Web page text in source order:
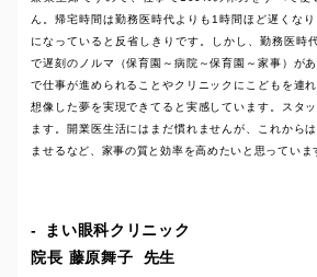
ん。帰宅時間は勤務医時代よりも1時間ほど遅くな
になっていると反省しきりです。しかし、勤務医時
で遅刻のノルマ（保育園～病院～保育園～家事）が
で仕事が進められることやクリニックにこどもを連
想像した夢を実現できてると実感しています。スタ
ます。開業医生活にはまだ慣れませんが、これから
ませるなど、家事の質と効率を高めたいと思っていま
まい眼科クリニック
院長 藤原舞子 先生